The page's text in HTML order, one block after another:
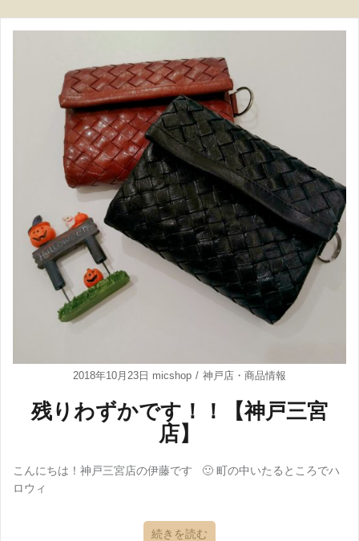
2018年10月23日 micshop 神戸店 ・ 商品情報
残りわずかです！！【神戸三宮
店】
こんにちは！神戸三宮店の伊藤です 🙂 町の中いたるところでハ
ロウィ
続きを読む